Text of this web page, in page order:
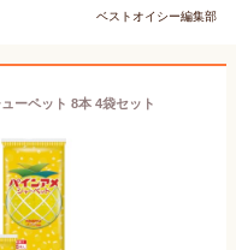
ベストオイシー編集部
ーペット 8本 4袋セット